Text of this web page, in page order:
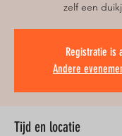
zelf een
Registratie is
Andere
Tijd en locatie